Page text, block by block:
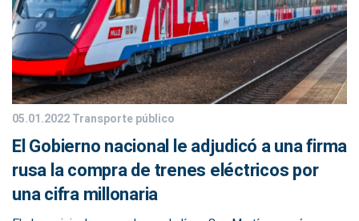
05.01.2022Transporte público
El Gobierno nacional le adjudicó a una firma
rusa la compra de trenes eléctricos por
una cifra millonaria